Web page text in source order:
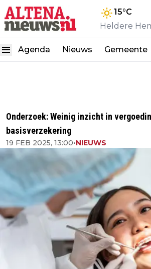
15°C
Heldere
Agenda Nieuws Gemeente
Onderzoek: Weinig inzicht in
basisverzekering
19 FEB 2025, 13:00•NIEUWS